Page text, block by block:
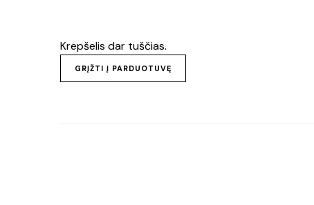
Krepšelis dar tuščias.
GRĮŽTI Į PARDUOTUVĘ